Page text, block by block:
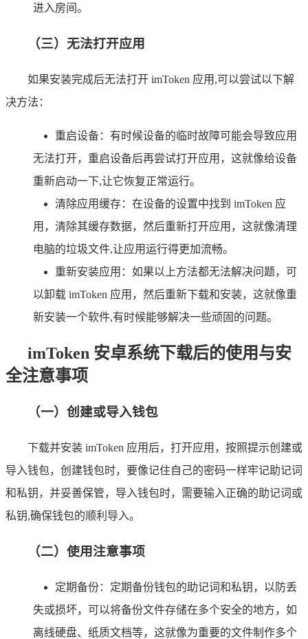
进入房间。
（三）无法打开应用
如果安装完成后无法打开 imToken 应用,可以尝试以下解
决方法：
重启设备：有时候设备的临时故障可能会导致应用
无法打开，重启设备后再尝试打开应用，这就像给设备
重新启动一下,让它恢复正常运行。
清除应用缓存：在设备的设置中找到 imToken 应
用，清除其缓存数据，然后重新打开应用，这就像清理
电脑的垃圾文件,让应用运行得更加流畅。
重新安装应用：如果以上方法都无法解决问题，可
以卸载 imToken 应用，然后重新下载和安装，这就像重
新安装一个软件,有时候能够解决一些顽固的问题。
imToken 安卓系统下载后的使用与安
全注意事项
（一）创建或导入钱包
下载并安装 imToken 应用后，打开应用，按照提示创建或
导入钱包，创建钱包时，要像记住自己的密码一样牢记助记词
和私钥，并妥善保管，导入钱包时，需要输入正确的助记词或
私钥,确保钱包的顺利导入。
（二）使用注意事项
定期备份：定期备份钱包的助记词和私钥，以防丢
失或损坏，可以将备份文件存储在多个安全的地方，如
离线硬盘、纸质文档等，这就像为重要的文件制作多个